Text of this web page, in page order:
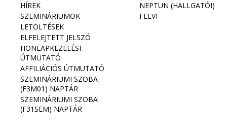
HÍREK
SZEMINÁRIUMOK
LETÖLTÉSEK
ELFELEJTETT JELSZÓ
HONLAPKEZELÉSI
ÚTMUTATÓ
AFFILIÁCIÓS ÚTMUTATÓ
SZEMINÁRIUMI SZOBA
(F3M01) NAPTÁR
SZEMINÁRIUMI SZOBA
(F31SEM) NAPTÁR
NEPTUN (HALLGATÓI)
FELVI